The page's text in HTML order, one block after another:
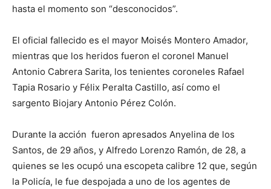
hasta el momento son “desconocidos”.
El oficial fallecido es el mayor Moisés Montero Amador,
mientras que los heridos fueron el coronel Manuel
Antonio Cabrera Sarita, los tenientes coroneles Rafael
Tapia Rosario y Félix Peralta Castillo, así como el
sargento Biojary Antonio Pérez Colón.
Durante la acción fueron apresados Anyelina de los
Santos, de 29 años, y Alfredo Lorenzo Ramón, de 28, a
quienes se les ocupó una escopeta calibre 12 que, según
la Policía, le fue despojada a uno de los agentes de